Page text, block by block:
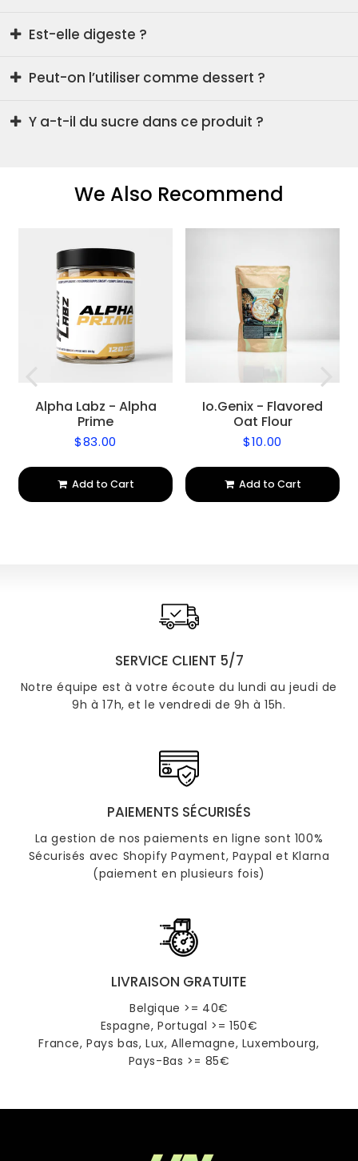
dans un plan alimentaire adapté.
Est-elle digeste ?
facilitent l’assimilation.
Peut-on l’utiliser comme dessert ?
et déguste-la comme un pudding protéiné
Y a-t-il du sucre dans ce produit ?
We Also Recommend
Alpha Labz - Alpha
Prime
Regular
$83.00
Add to Cart
Io.Genix - Flavored
Oat Flour
Regular
$10.00
Add to Cart
SERVICE CLIENT 5/7
Notre équipe est à votre écoute du lundi au jeudi de
9h à 17h, et le vendredi de 9h à 15h.
PAIEMENTS SÉCURISÉS
La gestion de nos paiements en ligne sont 100%
Sécurisés avec Shopify Payment, Paypal et Klarna
(paiement en plusieurs fois)
LIVRAISON GRATUITE
Belgique >= 40€
Espagne, Portugal >= 150€
France, Pays bas, Lux, Allemagne, Luxembourg,
Pays-Bas >= 85€